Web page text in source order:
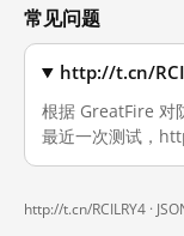
常见问题
http://t.cn/
根据 GreatFire 对
最近一次测试，
http://t.cn/RCILRY4 ·